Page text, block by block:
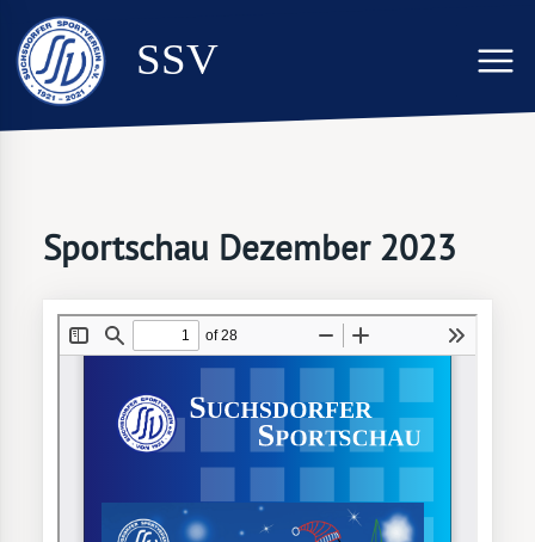
SSV
Sportschau Dezember 2023